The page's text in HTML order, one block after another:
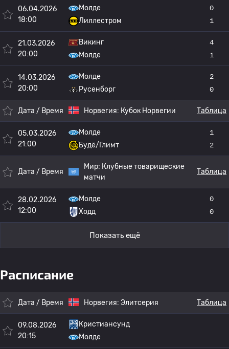
06.04.2026
18:00
Молде
Лиллестром
0
1
21.03.2026
20:00
Викинг
Молде
4
1
14.03.2026
20:00
Молде
Русенборг
2
0
Дата / Время Норвегия: Кубок Норвегии Таблица
05.03.2026
21:00
Молде
Будё/Глимт
1
2
Дата / Время
Мир: Клубные товарищеские
матчи
Таблица
28.02.2026
12:00
Молде
Ходд
0
0
Показать ещё
Расписание
Дата / Время Норвегия: Элитсерия Таблица
09.08.2026
20:15
Кристиансунд
Молде